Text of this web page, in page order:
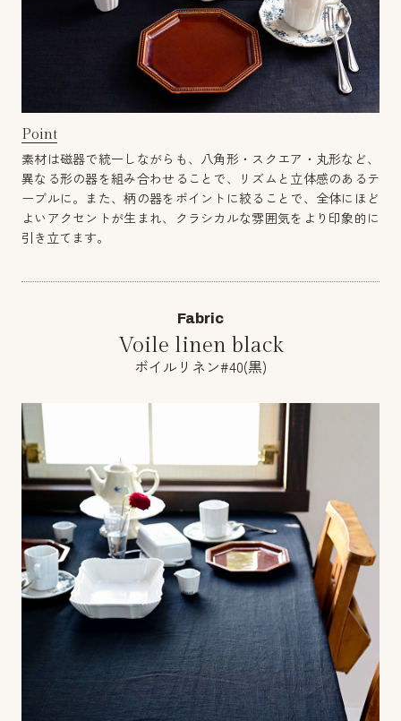
Point
素材は磁器で統一しながらも、八角形・スクエア・丸形など、
異なる形の器を組み合わせることで、リズムと立体感のあるテ
ーブルに。また、柄の器をポイントに絞ることで、全体にほど
よいアクセントが生まれ、クラシカルな雰囲気をより印象的に
引き立てます。
Fabric
Voile linen black
ボイルリネン#40(黒)